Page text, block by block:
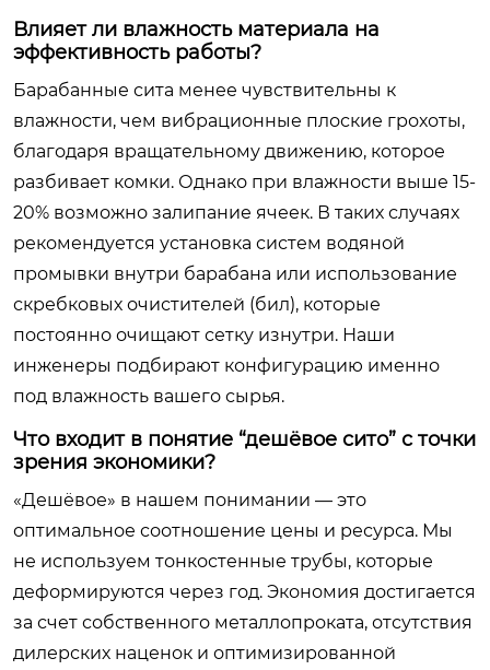
Влияет ли влажность материала на
эффективность работы?
Барабанные сита менее чувствительны к
влажности, чем вибрационные плоские грохоты,
благодаря вращательному движению, которое
разбивает комки. Однако при влажности выше 15-
20% возможно залипание ячеек. В таких случаях
рекомендуется установка систем водяной
промывки внутри барабана или использование
скребковых очистителей (бил), которые
постоянно очищают сетку изнутри. Наши
инженеры подбирают конфигурацию именно
под влажность вашего сырья.
Что входит в понятие “дешёвое сито” с точки
зрения экономики?
«Дешёвое» в нашем понимании — это
оптимальное соотношение цены и ресурса. Мы
не используем тонкостенные трубы, которые
деформируются через год. Экономия достигается
за счет собственного металлопроката, отсутствия
дилерских наценок и оптимизированной